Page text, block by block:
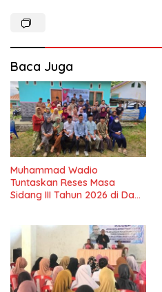
Baca Juga
Muhammad Wadio
Tuntaskan Reses Masa
Sidang III Tahun 2026 di Dapil